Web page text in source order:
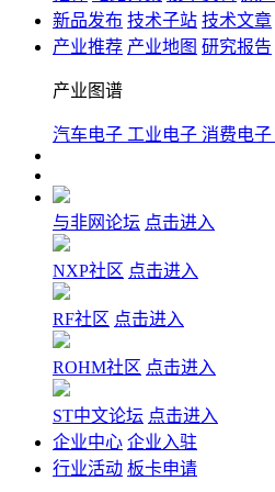
新品发布 技术子站 技术文章
产业推荐 产业地图 研究报告
产业图谱
汽车电子 工业电子 消费电子
与非网论坛 点击进入
NXP社区 点击进入
RF社区 点击进入
ROHM社区 点击进入
ST中文论坛 点击进入
企业中心 企业入驻
行业活动 板卡申请